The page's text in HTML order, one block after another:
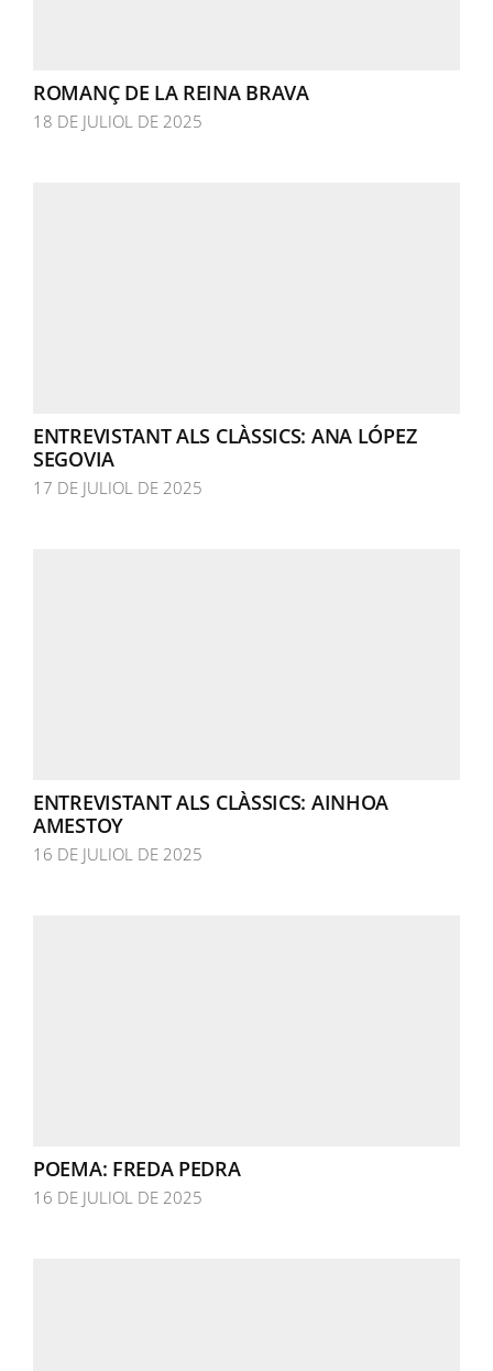
ROMANÇ DE LA REINA BRAVA
18 DE JULIOL DE 2025
ENTREVISTANT ALS CLÀSSICS: ANA LÓPEZ
SEGOVIA
17 DE JULIOL DE 2025
ENTREVISTANT ALS CLÀSSICS: AINHOA
AMESTOY
16 DE JULIOL DE 2025
POEMA: FREDA PEDRA
16 DE JULIOL DE 2025